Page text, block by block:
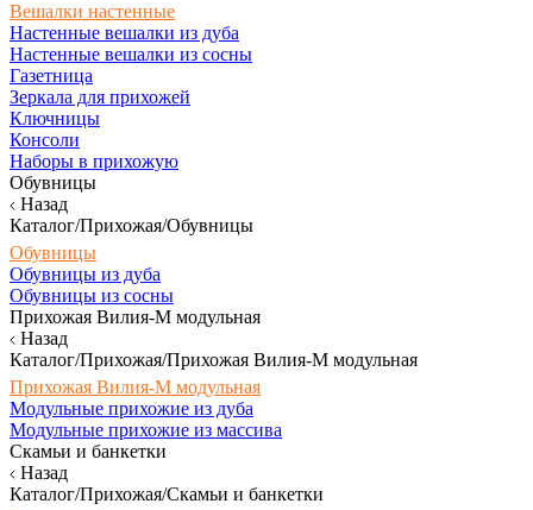
Вешалки настенные
Настенные вешалки из дуба
Настенные вешалки из сосны
Газетница
Зеркала для прихожей
Ключницы
Консоли
Наборы в прихожую
Обувницы
Назад
Каталог/Прихожая/Обувницы
Обувницы
Обувницы из дуба
Обувницы из сосны
Прихожая Вилия-М модульная
Назад
Каталог/Прихожая/Прихожая Вилия-М модульная
Прихожая Вилия-М модульная
Модульные прихожие из дуба
Модульные прихожие из массива
Скамьи и банкетки
Назад
Каталог/Прихожая/Скамьи и банкетки